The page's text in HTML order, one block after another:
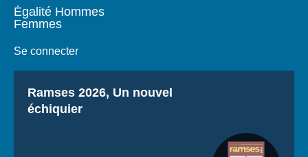
Égalité Hommes
Femmes
Se connecter
Titre
Ramses 2026, Un nouvel
échiquier